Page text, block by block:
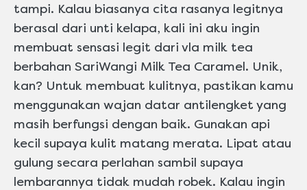
tampi. Kalau biasanya cita rasanya legitnya
berasal dari unti kelapa, kali ini aku ingin
membuat sensasi legit dari vla milk tea
berbahan SariWangi Milk Tea Caramel. Unik,
kan? Untuk membuat kulitnya, pastikan kamu
menggunakan wajan datar antilengket yang
masih berfungsi dengan baik. Gunakan api
kecil supaya kulit matang merata. Lipat atau
gulung secara perlahan sambil supaya
lembarannya tidak mudah robek. Kalau ingin